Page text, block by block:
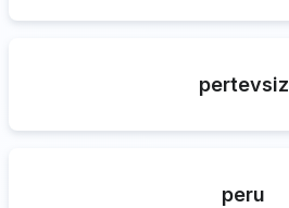
pertevsiz
peru